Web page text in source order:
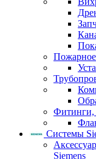
Пожарное
Фитинги,
Системы
Siemens